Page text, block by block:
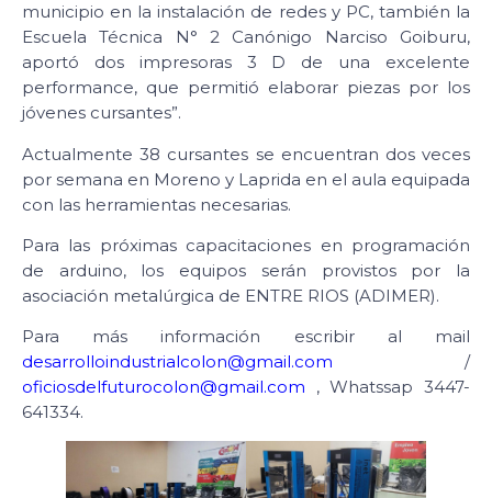
municipio en la instalación de redes y PC, también la
Escuela Técnica N° 2 Canónigo Narciso Goiburu,
aportó dos impresoras 3 D de una excelente
performance, que permitió elaborar piezas por los
jóvenes cursantes”.
Actualmente 38 cursantes se encuentran dos veces
por semana en Moreno y Laprida en el aula equipada
con las herramientas necesarias.
Para las próximas capacitaciones en programación
de arduino, los equipos serán provistos por la
asociación metalúrgica de ENTRE RIOS (ADIMER).
Para más información escribir al mail
desarrolloindustrialcolon@gmail.com /
oficiosdelfuturocolon@gmail.com , Whatssap 3447-
641334.